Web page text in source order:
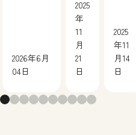
2026年6月
04日
2025
年
11
月
21
日
2025
年11
月14
日